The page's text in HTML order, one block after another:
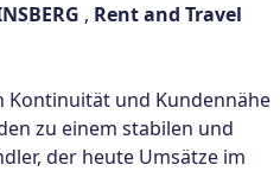
, Rent and Travel
Kontinuität und Kundennähe
zu einem stabilen und
der heute Umsätze im